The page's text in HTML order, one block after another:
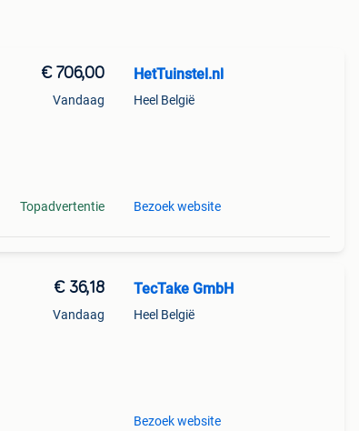
€ 706,00
Vandaag
Topadvertentie
HetTuinstel.nl
Heel België
Bezoek website
€ 36,18
Vandaag
TecTake GmbH
Heel België
Bezoek website